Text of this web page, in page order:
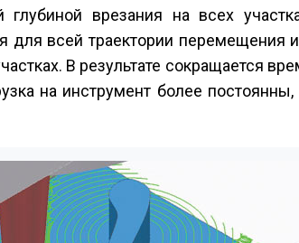
врезания на всех
для всей траектории перемещения
В результате сокращается
на инструмент более